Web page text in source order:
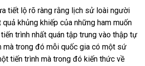
tiết lộ rõ ràng rằng lịch sử loài người
quả khủng khiếp của những ham muốn
trình nhất quán tập trung vào thập tự
mà trong đó mỗi quốc gia có một sứ
tiến trình mà trong đó kiến thức về